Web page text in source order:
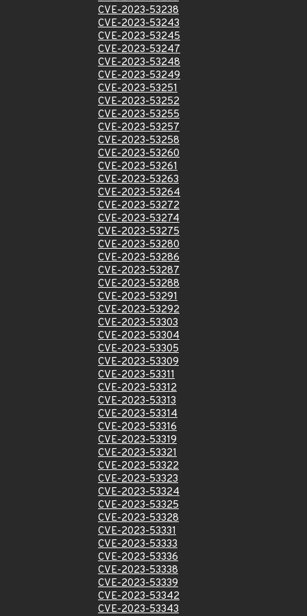
CVE-2023-53238
CVE-2023-53243
CVE-2023-53245
CVE-2023-53247
CVE-2023-53248
CVE-2023-53249
CVE-2023-53251
CVE-2023-53252
CVE-2023-53255
CVE-2023-53257
CVE-2023-53258
CVE-2023-53260
CVE-2023-53261
CVE-2023-53263
CVE-2023-53264
CVE-2023-53272
CVE-2023-53274
CVE-2023-53275
CVE-2023-53280
CVE-2023-53286
CVE-2023-53287
CVE-2023-53288
CVE-2023-53291
CVE-2023-53292
CVE-2023-53303
CVE-2023-53304
CVE-2023-53305
CVE-2023-53309
CVE-2023-53311
CVE-2023-53312
CVE-2023-53313
CVE-2023-53314
CVE-2023-53316
CVE-2023-53319
CVE-2023-53321
CVE-2023-53322
CVE-2023-53323
CVE-2023-53324
CVE-2023-53325
CVE-2023-53328
CVE-2023-53331
CVE-2023-53333
CVE-2023-53336
CVE-2023-53338
CVE-2023-53339
CVE-2023-53342
CVE-2023-53343